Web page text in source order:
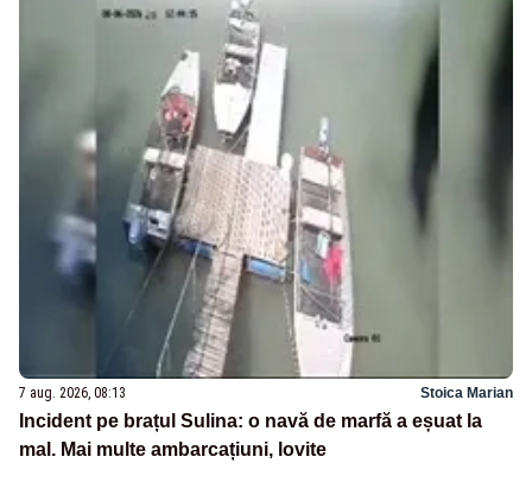
7 aug. 2026, 08:13 Stoica Marian
Incident pe brațul Sulina: o navă de marfă a eșuat la
mal. Mai multe ambarcațiuni, lovite